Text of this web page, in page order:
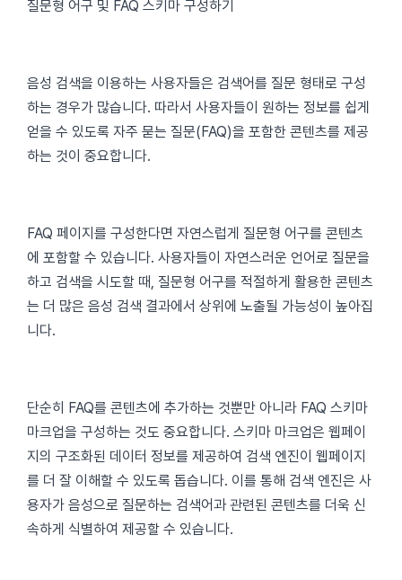
질문형 어구 및 FAQ 스키마 구성하기
음성 검색을 이용하는 사용자들은 검색어를 질문 형태로 구성
하는 경우가 많습니다. 따라서 사용자들이 원하는 정보를 쉽게
얻을 수 있도록 자주 묻는 질문(FAQ)을 포함한 콘텐츠를 제공
하는 것이 중요합니다.
FAQ 페이지를 구성한다면 자연스럽게 질문형 어구를 콘텐츠
에 포함할 수 있습니다. 사용자들이 자연스러운 언어로 질문을
하고 검색을 시도할 때, 질문형 어구를 적절하게 활용한 콘텐츠
는 더 많은 음성 검색 결과에서 상위에 노출될 가능성이 높아집
니다.
단순히 FAQ를 콘텐츠에 추가하는 것뿐만 아니라 FAQ 스키마
마크업을 구성하는 것도 중요합니다. 스키마 마크업은 웹페이
지의 구조화된 데이터 정보를 제공하여 검색 엔진이 웹페이지
를 더 잘 이해할 수 있도록 돕습니다. 이를 통해 검색 엔진은 사
용자가 음성으로 질문하는 검색어과 관련된 콘텐츠를 더욱 신
속하게 식별하여 제공할 수 있습니다.